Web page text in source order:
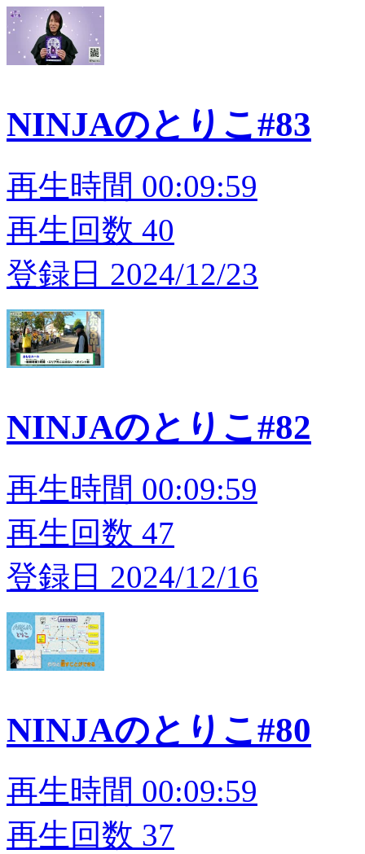
NINJAのとりこ#83
再生時間 00:09:59
再生回数 40
登録日 2024/12/23
NINJAのとりこ#82
再生時間 00:09:59
再生回数 47
登録日 2024/12/16
NINJAのとりこ#80
再生時間 00:09:59
再生回数 37